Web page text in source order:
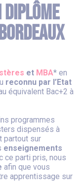
diplôme
et MBA* en
reconnu par l’Etat
équivalent Bac+2 à
programmes
dispensés à
partout sur
enseignements
ce parti pris, nous
afin que vous
apprentissage sur